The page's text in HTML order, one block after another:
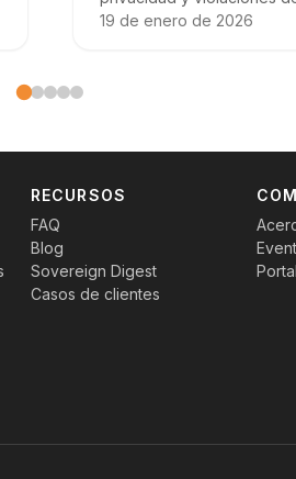
19 de enero de 2026
RECURSOS
FAQ
Blog
Sovereign Digest
Casos de clientes